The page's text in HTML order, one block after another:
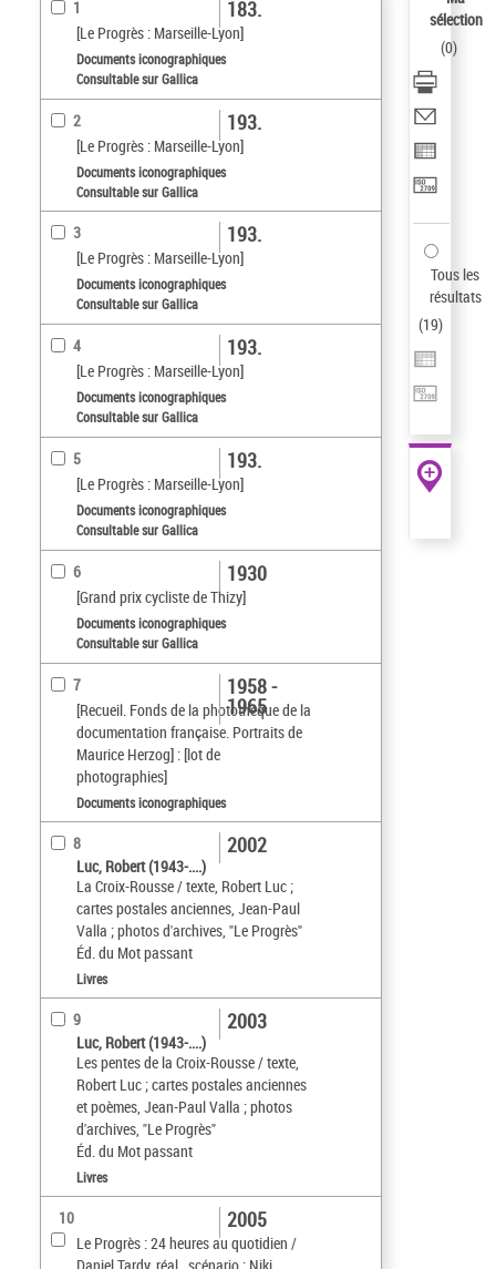
1
[Le Progrès : Marseille-Lyon]
183.
Documents iconographiques
Consultable sur Gallica
2
[Le Progrès : Marseille-Lyon]
193.
Documents iconographiques
Consultable sur Gallica
3
[Le Progrès : Marseille-Lyon]
193.
Documents iconographiques
Consultable sur Gallica
4
[Le Progrès : Marseille-Lyon]
193.
Documents iconographiques
Consultable sur Gallica
5
[Le Progrès : Marseille-Lyon]
193.
Documents iconographiques
Consultable sur Gallica
6
[Grand prix cycliste de Thizy]
1930
Documents iconographiques
Consultable sur Gallica
7
[Recueil. Fonds de la photothèque de la
documentation française. Portraits de
Maurice Herzog] : [lot de
photographies]
1958 -
1965
Documents iconographiques
8
Luc, Robert (1943-....)
La Croix-Rousse / texte, Robert Luc ;
cartes postales anciennes, Jean-Paul
Valla ; photos d'archives, "Le Progrès"
Éd. du Mot passant
2002
Livres
9
Luc, Robert (1943-....)
Les pentes de la Croix-Rousse / texte,
Robert Luc ; cartes postales anciennes
et poèmes, Jean-Paul Valla ; photos
d'archives, "Le Progrès"
Éd. du Mot passant
2003
Livres
10
Le Progrès : 24 heures au quotidien /
2005
sélection
(0)
Tous les
résultats
(19)